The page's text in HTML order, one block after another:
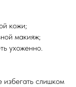
кожи;
макияж;
ухоженно.
избегать слишком